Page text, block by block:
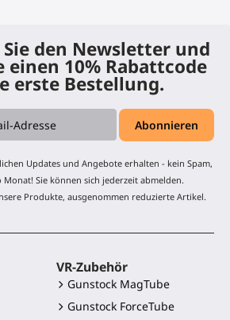
den Newsletter und
einen 10% Rabattcode
erste Bestellung.
Updates und Angebote erhalten - kein Spam,
Sie können sich jederzeit abmelden.
Produkte, ausgenommen reduzierte Artikel.
VR-Zubehör
Gunstock MagTube
Gunstock ForceTube